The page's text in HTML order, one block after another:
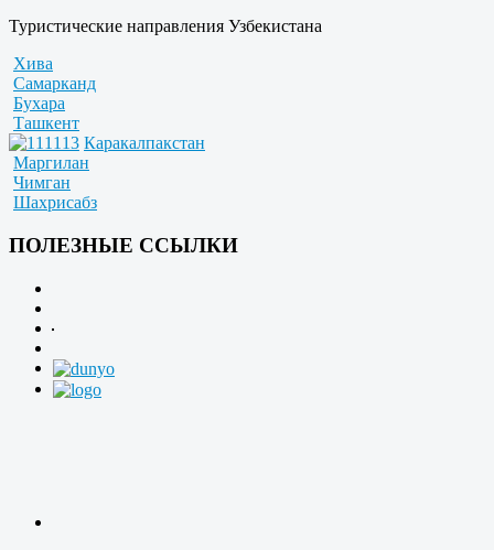
Туристические направления Узбекистана
Хива
Самарканд
Бухара
Ташкент
Каракалпакстан
Маргилан
Чимган
Шахрисабз
ПОЛЕЗНЫЕ ССЫЛКИ